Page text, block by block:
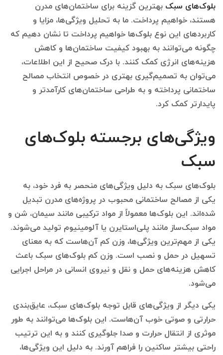
بلوک‌های سبک بهترین گزینه برای ساختمان‌های مدرن
هستند، خواهیم پرداخت. ما به تحلیل ویژگی‌ها، مزایا و
کاربردهای این نوع بلوک‌ها خواهیم پرداخت تا نشان دهیم که
چگونه می‌توانند به بهبود کیفیت ساختمان‌ها و کاهش
هزینه‌های انرژی کمک کنند. با درک صحیح از این اطلاعات،
می‌توان به تصمیم‌گیری بهتری در خصوص انتخاب مصالح
ساختمانی پرداخته و به طراحی ساختمان‌های کارآمدتر و
پایدارتر کمک کرد.
ویژگی‌های برجسته بلوک‌های
سبک
بلوک‌های سبک به دلیل ویژگی‌های منحصر به فرد خود، به
یکی از مصالح ساختمانی محبوب در پروژه‌های مدرن تبدیل
شده‌اند. این بلوک‌ها معمولاً از مواد ترکیبی مانند سیمان، شن و
مواد سبک‌ساز مانند پلی‌استایرن یا آلومینیوم تولید می‌شوند.
یکی از مهم‌ترین ویژگی‌ها، وزن کم آن‌هاست که به معنای
تسهیل در حمل و نصب است. وزن کم بلوک‌های سبک باعث
کاهش هزینه‌های حمل و نقل و نیروی انسانی در مراحل اجرایی
می‌شود.
یکی دیگر از ویژگی‌های قابل توجه بلوک‌های سبک، عایق‌بندی
حرارتی و صوتی خوب آن‌هاست. این بلوک‌ها می‌توانند به طور
موثری از انتقال حرارت و صدا جلوگیری کنند و به این ترتیب
راحتی بیشتر ساکنین را فراهم آورند. به دلیل این ویژگی‌ها،